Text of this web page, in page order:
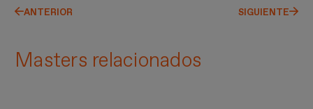
ANTERIOR SIGUIENTE
Masters relacionados